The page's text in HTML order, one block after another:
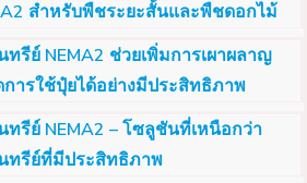
สำหรับพืชระยะสั้นและพืชดอกไม้
ย์ NEMA2 ช่วยเพิ่มการเผาผลาญ
ารใช้ปุ๋ยได้อย่างมีประสิทธิภาพ
รีย์ NEMA2 – โซลูชันที่เหนือกว่า
ทรีย์ที่มีประสิทธิภาพ